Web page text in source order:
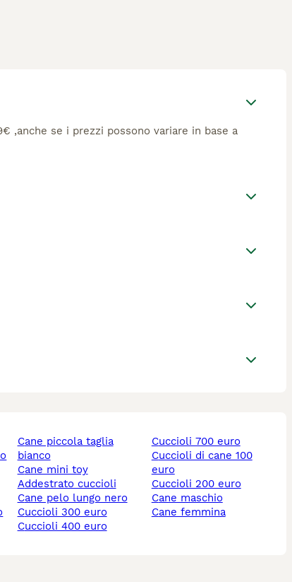
,anche se i prezzi possono variare in base a
cane piccola taglia
bianco
cane mini toy
addestrato cuccioli
cane pelo lungo nero
cuccioli 300 euro
cuccioli 400 euro
cuccioli 700 euro
cuccioli di cane 100
euro
cuccioli 200 euro
cane maschio
cane femmina